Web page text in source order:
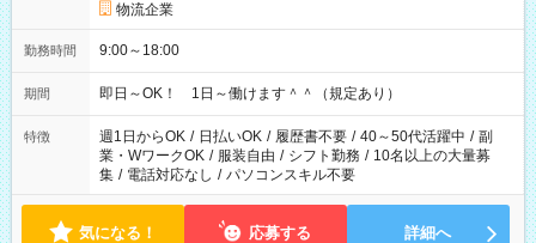
物流企業
勤務時間 9:00～18:00
期間 即日～OK！ 1日～働けます＾＾（規定あり）
特徴 週1日からOK / 日払いOK / 履歴書不要 / 40～50代活躍中 / 副
業・WワークOK / 服装自由 / シフト勤務 / 10名以上の大量募
集 / 電話対応なし / パソコンスキル不要
気になる！ 応募する 詳細へ